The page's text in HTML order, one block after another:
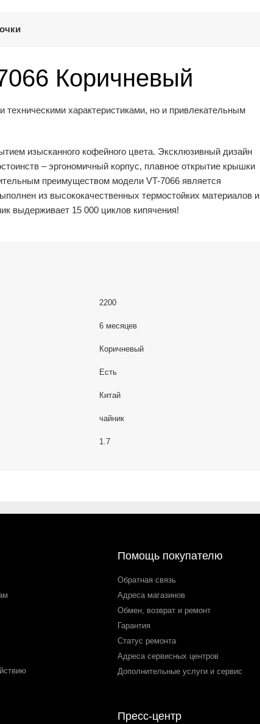
Коричневый
характеристиками, но и привлекательным
изысканного кофейного цвета. Эксклюзивный дизайн
– эргономичный корпус, плавное открытие крышки
преимуществом модели VT-7066 является
из высококачественных термостойких материалов и
выдерживает 15 000 циклов кипячения!
2200
6 месяцев
Коричневый
Есть
Китай
чайник
1.7
Помощь покупателю
Обратная связь
Адреса магазинов
Обмен, возврат и ремонт
Гарантия
Статус ремонта
Адреса сервисных центров
Дополнительные услуги и сервис
Пресс-центр